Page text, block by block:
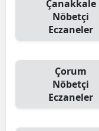
Çanakkale
Nöbetçi
Eczaneler
Çorum
Nöbetçi
Eczaneler